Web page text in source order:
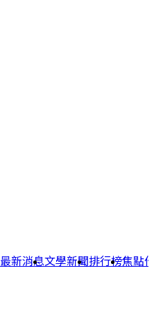
最新消息文學新聞排行榜焦點